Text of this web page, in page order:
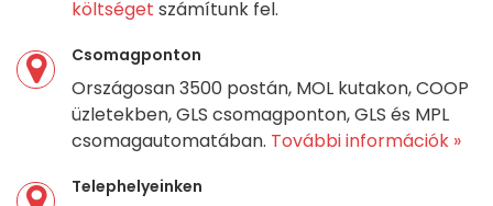
költséget számítunk fel.
Csomagponton
Országosan 3500 postán, MOL kutakon, COOP
üzletekben, GLS csomagponton, GLS és MPL
csomagautomatában. További információk »
Telephelyeinken